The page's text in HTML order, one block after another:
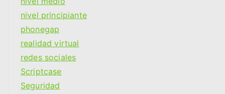
nivel principiante
phonegap
realidad virtual
redes sociales
Scriptcase
Seguridad